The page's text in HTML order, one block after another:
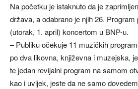
Na početku je istaknuto da je
država, a odabrano je njih 26.
(utorak, 1. april) koncertom u BNP-u.
– Publiku očekuje 11 muzičkih
po dva likovna, književna i muzejska,
te jedan revijalni program na samom
kao i uvijek, jeste da ne samo